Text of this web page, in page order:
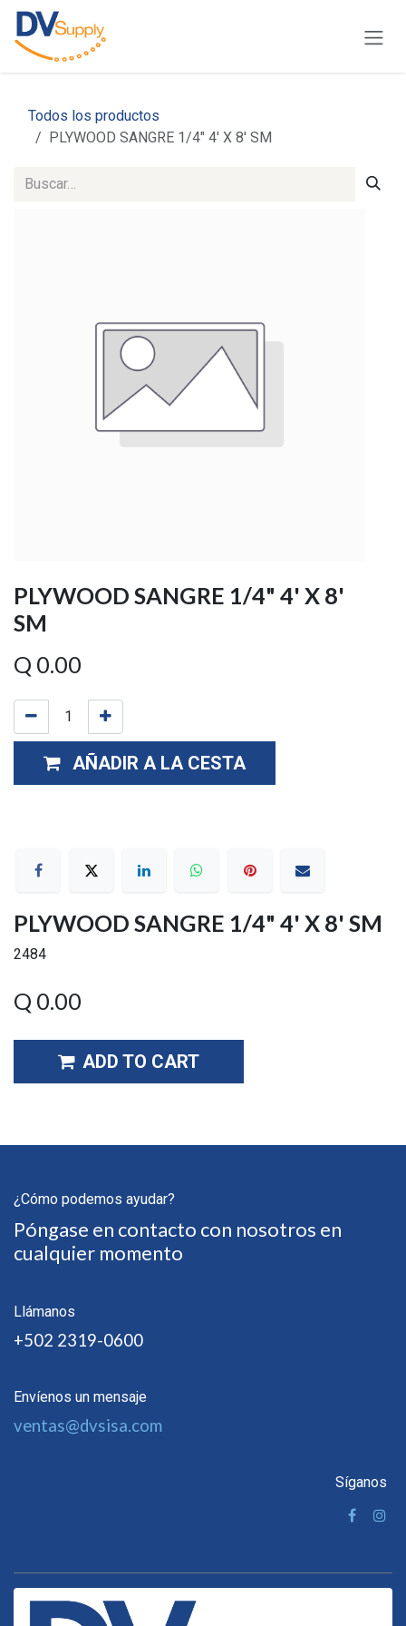
Ir al contenido
Todos los productos
PLYWOOD SANGRE 1/4" 4' X 8' SM
PLYWOOD SANGRE 1/4" 4' X 8'
SM
Q 0.00
AÑADIR A LA CESTA
PLYWOOD SANGRE 1/4" 4' X 8' SM
2484
Q 0.00
ADD TO CART
¿Cómo podemos ayudar?
Póngase en contacto con nosotros en
cualquier momento
Llámanos
+502 2319-0600
Envíenos un mensaje
ventas@dvsisa.com
Síganos